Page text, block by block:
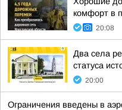
комфорт в
20:08
Два села
статуса
20:00
Ограничения введены в